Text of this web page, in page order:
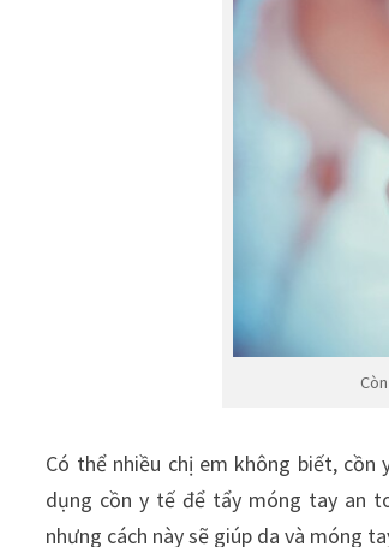
Có thể nhiều chị em không biết,
dụng cồn y tế để tẩy móng tay an
nhưng cách này sẽ giúp da và móng